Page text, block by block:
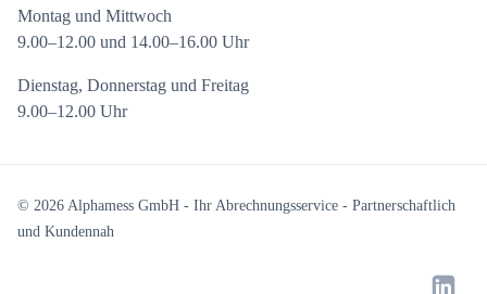
Montag und Mittwoch
9.00–12.00 und 14.00–16.00 Uhr
Dienstag, Donnerstag und Freitag
9.00–12.00 Uhr
© 2026 Alphamess GmbH - Ihr Abrechnungsservice - Partnerschaftlich
und Kundennah